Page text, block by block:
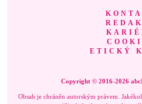
ETICKÝ
Copyright © 2016-2026
Obsah je chráněn autorským právem.